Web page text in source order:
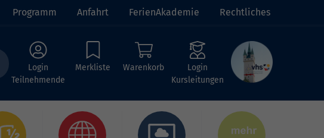
Programm Anfahrt FerienAkademie Rechtliches
Login
Teilnehmende
Merkliste Warenkorb
Login
Kursleitungen